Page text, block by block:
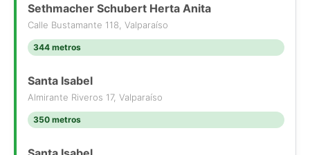
- KP497529 - KPT080511 -
Sethmacher Schubert Herta Anita
Calle Bustamante 118, Valparaíso
344 metros
Santa Isabel
Almirante Riveros 17, Valparaíso
350 metros